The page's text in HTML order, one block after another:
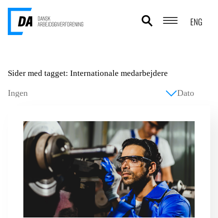
ENG
ANALYSER
TEMAER
OM DA
KONTAKT OG PRESSE
Sider med tagget: Internationale medarbejdere